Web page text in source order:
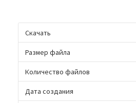
Скачать
Размер файла
Количество файлов
Дата создания